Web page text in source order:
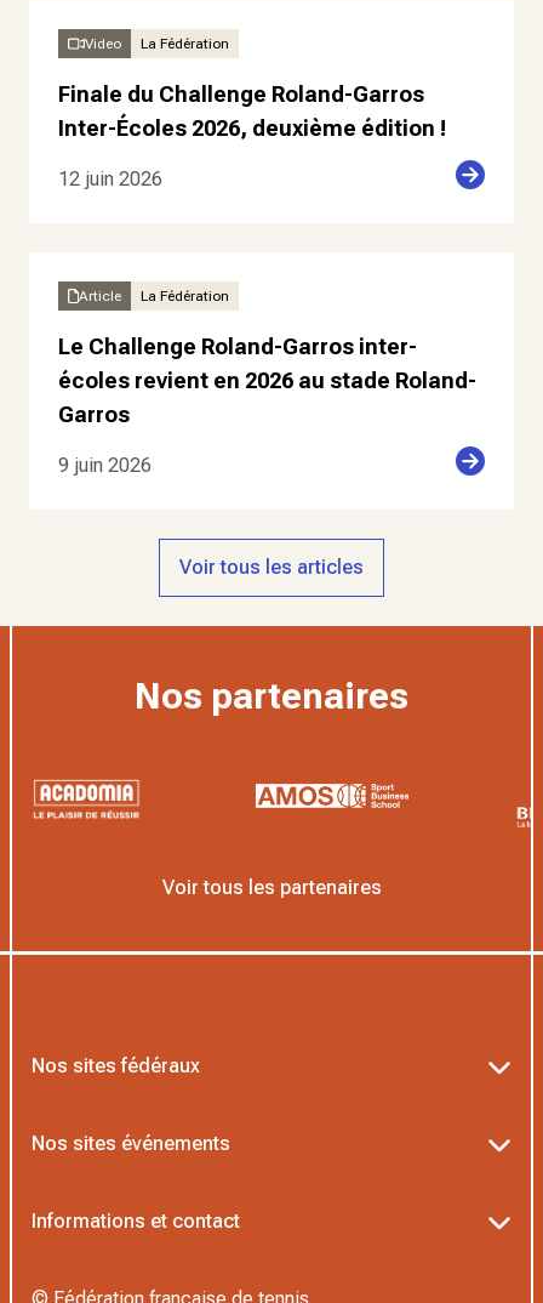
Video La Fédération
Finale du Challenge Roland-Garros
Inter-Écoles 2026, deuxième édition !
12 juin 2026
Article La Fédération
Le Challenge Roland-Garros inter-
écoles revient en 2026 au stade Roland-
Garros
9 juin 2026
Voir tous les articles
Nos partenaires
Voir tous les partenaires
Nos sites fédéraux
Nos sites événements
Informations et contact